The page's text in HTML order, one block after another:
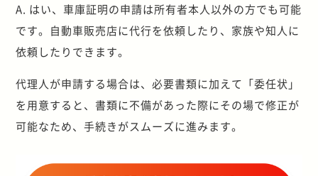
A. はい、車庫証明の申請は所有者本人以外の方でも可能
です。自動車販売店に代行を依頼したり、家族や知人に
依頼したりできます。
代理人が申請する場合は、必要書類に加えて「委任状」
を用意すると、書類に不備があった際にその場で修正が
可能なため、手続きがスムーズに進みます。